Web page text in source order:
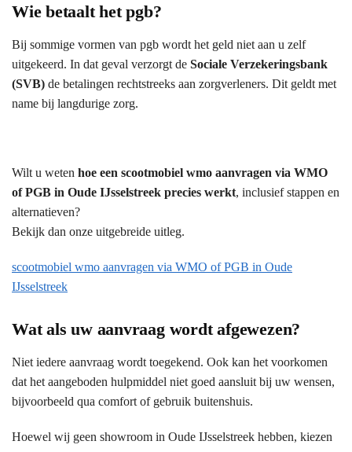
Wie betaalt het pgb?
Bij sommige vormen van pgb wordt het geld niet aan u zelf
uitgekeerd. In dat geval verzorgt de Sociale Verzekeringsbank
(SVB) de betalingen rechtstreeks aan zorgverleners. Dit geldt met
name bij langdurige zorg.
Wilt u weten hoe een scootmobiel wmo aanvragen via WMO
of PGB in Oude IJsselstreek precies werkt, inclusief stappen en
alternatieven?
Bekijk dan onze uitgebreide uitleg.
scootmobiel wmo aanvragen via WMO of PGB in Oude
IJsselstreek
Wat als uw aanvraag wordt afgewezen?
Niet iedere aanvraag wordt toegekend. Ook kan het voorkomen
dat het aangeboden hulpmiddel niet goed aansluit bij uw wensen,
bijvoorbeeld qua comfort of gebruik buitenshuis.
Hoewel wij geen showroom in Oude IJsselstreek hebben, kiezen